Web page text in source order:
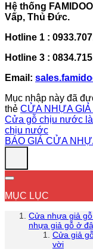
Hệ thống
Vấp, Thủ Đức.
Hotline 1 :
Hotline 3 :
Email:
Mục nhập này đã
thẻ CỬA NHỰA GIẢ
Cửa gỗ chịu nước
chịu nước
BÁO GIÁ CỬA
MỤC LỤC
Cửa nhựa giả
nhựa giả gỗ ở
Cửa giả
vời